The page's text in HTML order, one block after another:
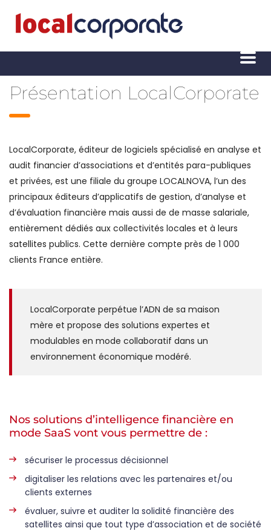
Présentation LocalCorporate
LocalCorporate, éditeur de logiciels spécialisé en analyse et
audit financier d’associations et d’entités para-publiques
et privées, est une filiale du groupe LOCALNOVA, l’un des
principaux éditeurs d’applicatifs de gestion, d’analyse et
d’évaluation financière mais aussi de de masse salariale,
entièrement dédiés aux collectivités locales et à leurs
satellites publics. Cette dernière compte près de 1 000
clients France entière.
LocalCorporate perpétue l’ADN de sa maison
mère et propose des solutions expertes et
modulables en mode collaboratif dans un
environnement économique modéré.
Nos solutions d’intelligence financière en
mode SaaS vont vous permettre de :
sécuriser le processus décisionnel
digitaliser les relations avec les partenaires et/ou
clients externes
évaluer, suivre et auditer la solidité financière des
satellites ainsi que tout type d’association et de société